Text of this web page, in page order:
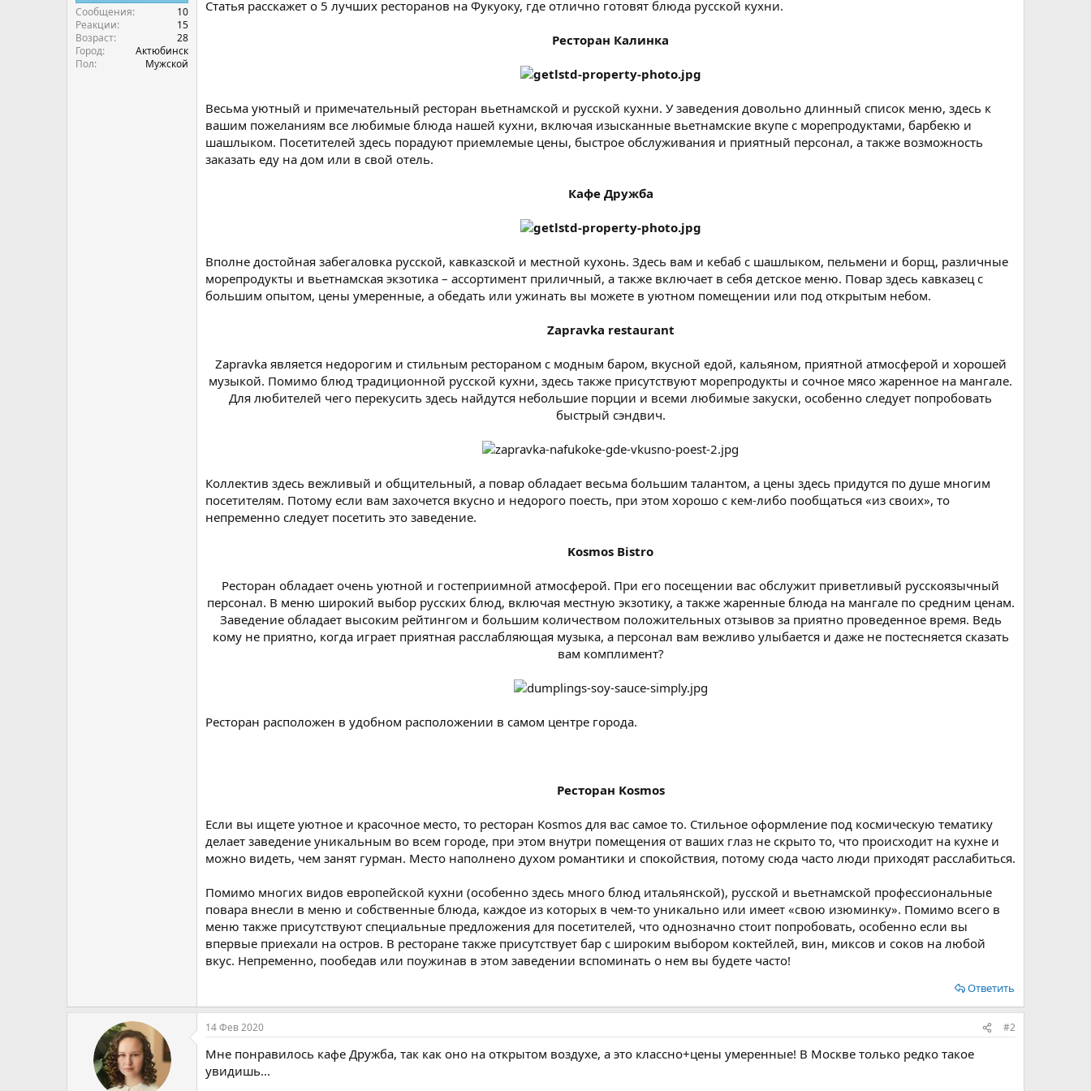
Сообщения
10
Реакции
15
Возраст
28
Город
Актюбинск
Пол
Мужской
Статья расскажет о 5 лучших ресторанов на Фукуоку, где отлично готовят блюда русской кухни.
Ресторан Калинка
Весьма уютный и примечательный ресторан вьетнамской и русской кухни. У заведения довольно длинный список меню, здесь к
вашим пожеланиям все любимые блюда нашей кухни, включая изысканные вьетнамские вкупе с морепродуктами, барбекю и
шашлыком. Посетителей здесь порадуют приемлемые цены, быстрое обслуживания и приятный персонал, а также возможность
заказать еду на дом или в свой отель.
Кафе Дружба
Вполне достойная забегаловка русской, кавказской и местной кухонь. Здесь вам и кебаб с шашлыком, пельмени и борщ, различные
морепродукты и вьетнамская экзотика – ассортимент приличный, а также включает в себя детское меню. Повар здесь кавказец с
большим опытом, цены умеренные, а обедать или ужинать вы можете в уютном помещении или под открытым небом.
Zapravka restaurant
Zapravka является недорогим и стильным рестораном с модным баром, вкусной едой, кальяном, приятной атмосферой и хорошей
музыкой. Помимо блюд традиционной русской кухни, здесь также присутствуют морепродукты и сочное мясо жаренное на мангале.
Для любителей чего перекусить здесь найдутся небольшие порции и всеми любимые закуски, особенно следует попробовать
быстрый сэндвич.
Коллектив здесь вежливый и общительный, а повар обладает весьма большим талантом, а цены здесь придутся по душе многим
посетителям. Потому если вам захочется вкусно и недорого поесть, при этом хорошо с кем-либо пообщаться «из своих», то
непременно следует посетить это заведение.
Kosmos Bistro
Ресторан обладает очень уютной и гостеприимной атмосферой. При его посещении вас обслужит приветливый русскоязычный
персонал. В меню широкий выбор русских блюд, включая местную экзотику, а также жаренные блюда на мангале по средним ценам.
Заведение обладает высоким рейтингом и большим количеством положительных отзывов за приятно проведенное время. Ведь
кому не приятно, когда играет приятная расслабляющая музыка, а персонал вам вежливо улыбается и даже не постесняется сказать
вам комплимент?
Ресторан расположен в удобном расположении в самом центре города.
Ресторан Kosmos
Если вы ищете уютное и красочное место, то ресторан Kosmos для вас самое то. Стильное оформление под космическую тематику
делает заведение уникальным во всем городе, при этом внутри помещения от ваших глаз не скрыто то, что происходит на кухне и
можно видеть, чем занят гурман. Место наполнено духом романтики и спокойствия, потому сюда часто люди приходят расслабиться.
Помимо многих видов европейской кухни (особенно здесь много блюд итальянской), русской и вьетнамской профессиональные
повара внесли в меню и собственные блюда, каждое из которых в чем-то уникально или имеет «свою изюминку». Помимо всего в
меню также присутствуют специальные предложения для посетителей, что однозначно стоит попробовать, особенно если вы
впервые приехали на остров. В ресторане также присутствует бар с широким выбором коктейлей, вин, миксов и соков на любой
вкус. Непременно, пообедав или поужинав в этом заведении вспоминать о нем вы будете часто!
Ответить
14 Фев 2020 #2
Мне понравилось кафе Дружба, так как оно на открытом воздухе, а это классно+цены умеренные! В Москве только редко такое
увидишь...